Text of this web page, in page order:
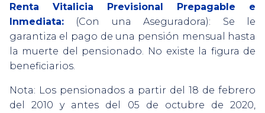
Renta Vitalicia Previsional Prepagable e
Inmediata:(Con una Aseguradora): Se le
garantiza el pago de una pensión mensual hasta
la muerte del pensionado. No existe la figura de
beneficiarios.
Nota: Los pensionados a partir del 18 de febrero
del 2010 y antes del 05 de octubre de 2020,